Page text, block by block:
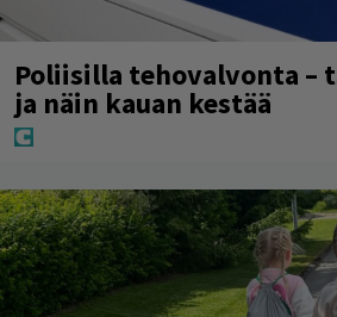
Poliisilla tehovalvonta –
ja näin kauan kestää